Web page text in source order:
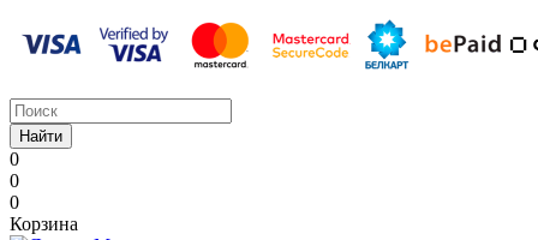
Найти
0
0
0
Корзина